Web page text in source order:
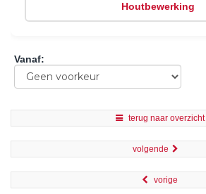
Houtbewerking
Vanaf:
terug naar overzicht
volgende
vorige